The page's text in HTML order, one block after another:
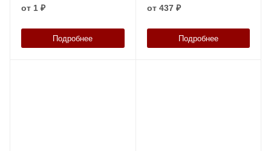
от 1 ₽
Подробнее
от 437 ₽
Подробнее